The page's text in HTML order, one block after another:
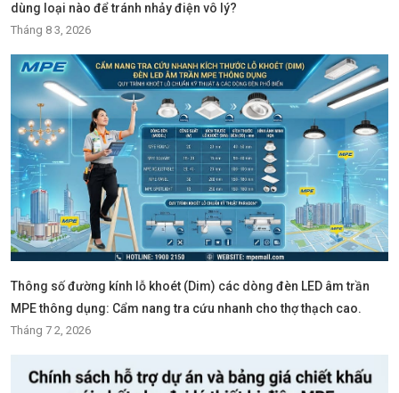
dùng loại nào để tránh nhảy điện vô lý?
Tháng 8 3, 2026
Thông số đường kính lỗ khoét (Dim) các dòng đèn LED âm trần
MPE thông dụng: Cẩm nang tra cứu nhanh cho thợ thạch cao.
Tháng 7 2, 2026